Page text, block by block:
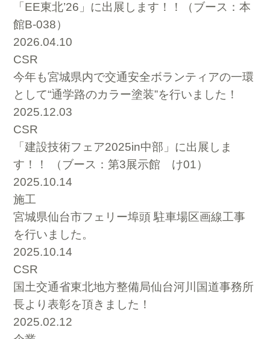
「EE東北’26」に出展します！！（ブース：本
館B-038）
2026.04.10
CSR
今年も宮城県内で交通安全ボランティアの一環
として“通学路のカラー塗装”を行いました！
2025.12.03
CSR
「建設技術フェア2025in中部」に出展しま
す！！ （ブース：第3展示館 け01）
2025.10.14
施工
宮城県仙台市フェリー埠頭 駐車場区画線工事
を行いました。
2025.10.14
CSR
国土交通省東北地方整備局仙台河川国道事務所
長より表彰を頂きました！
2025.02.12